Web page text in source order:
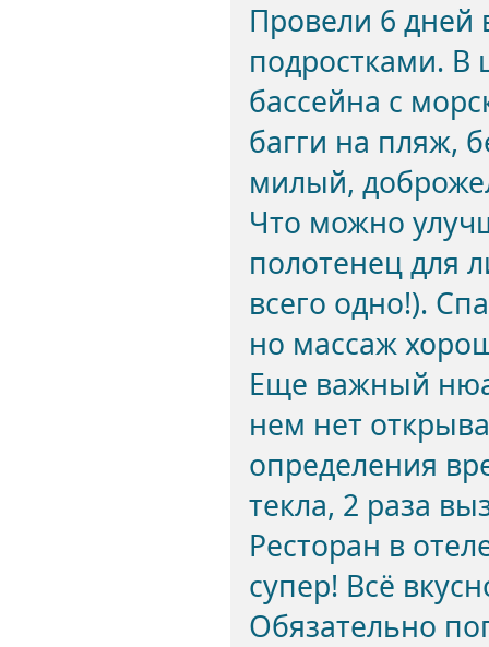
Провели 6 дней
подростками. В
бассейна с
багги на пляж,
милый,
Что можно
полотенец для
всего одно!).
но массаж
Еще важный
нем нет
определения
текла, 2 раза
Ресторан в
супер! Всё
Обязательно